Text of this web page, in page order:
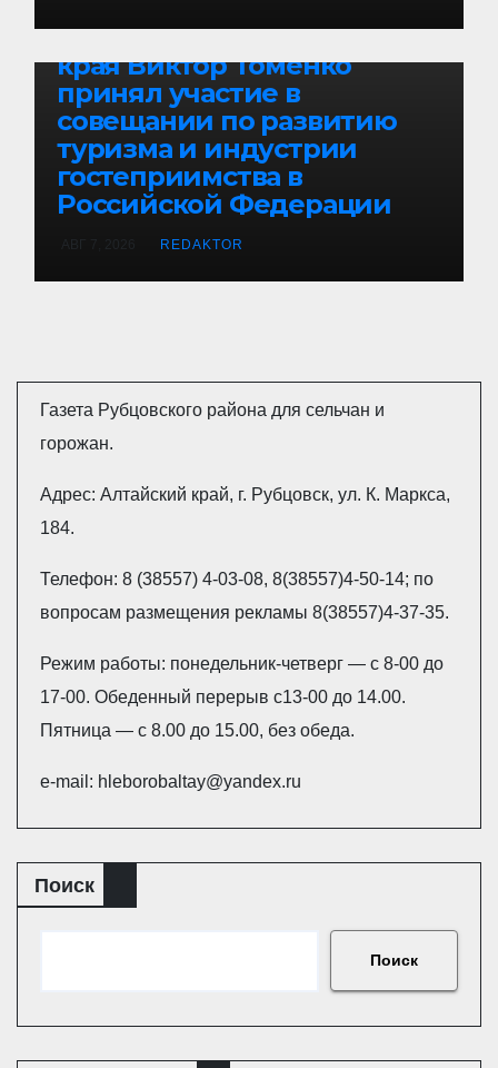
Губернатор Алтайского
края Виктор Томенко
принял участие в
совещании по развитию
туризма и индустрии
гостеприимства в
Российской Федерации
REDAKTOR
Газета Рубцовского района для сельчан и
горожан.
Адрес: Алтайский край, г. Рубцовск, ул. К. Маркса,
184.
Телефон: 8 (38557) 4-03-08, 8(38557)4-50-14; по
вопросам размещения рекламы 8(38557)4-37-35.
Режим работы: понедельник-четверг — с 8-00 до
17-00. Обеденный перерыв с13-00 до 14.00.
Пятница — с 8.00 до 15.00, без обеда.
e-mail: hleborobaltay@yandex.ru
Поиск
Поиск